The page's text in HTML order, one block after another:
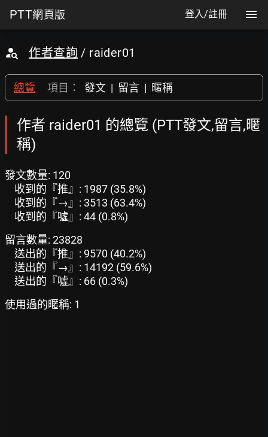
PTT網頁版 登入/註冊
作者查詢 / raider01
總覽 項目： 發文 | 留言 | 暱稱
作者 raider01 的總覽 (PTT發文,留言,暱
稱)
發文數量: 120
收到的『推』: 1987 (35.8%)
收到的『→』: 3513 (63.4%)
收到的『噓』: 44 (0.8%)
留言數量: 23828
送出的『推』: 9570 (40.2%)
送出的『→』: 14192 (59.6%)
送出的『噓』: 66 (0.3%)
使用過的暱稱: 1